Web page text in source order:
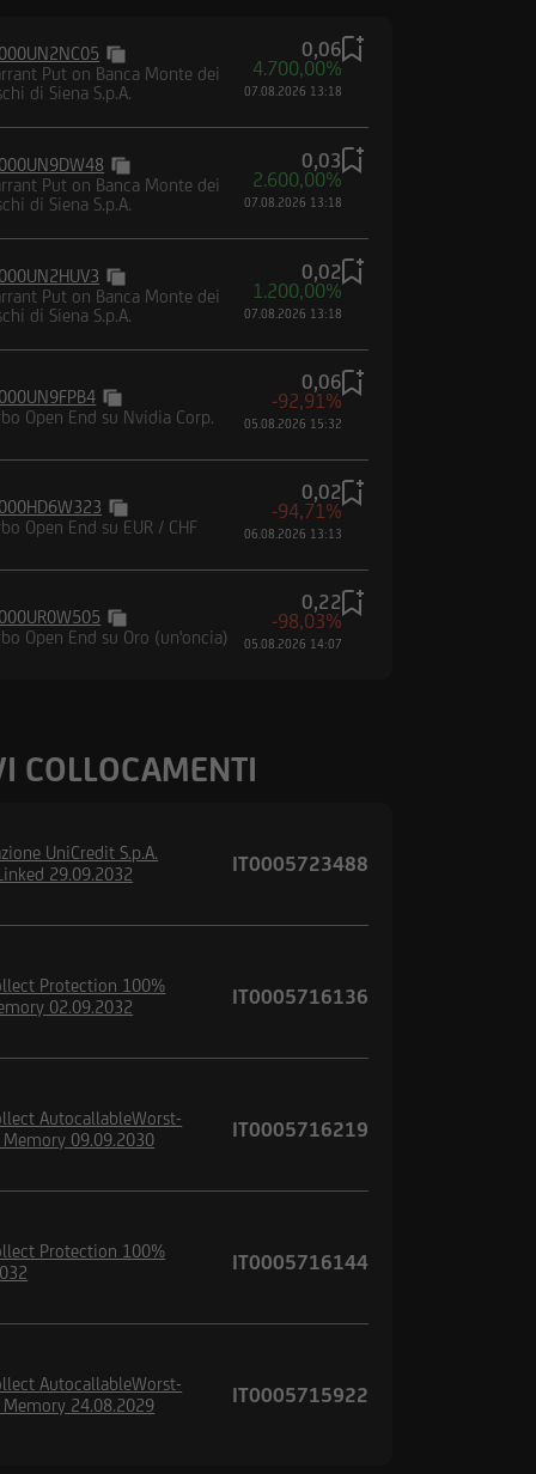
Put on Banca Monte dei
di Siena S.p.A.
0,06
4.700,00%
07.08.2026 13:18
Put on Banca Monte dei
di Siena S.p.A.
0,03
2.600,00%
07.08.2026 13:18
Put on Banca Monte dei
di Siena S.p.A.
0,02
1.200,00%
07.08.2026 13:18
Open End su Nvidia Corp.
0,06
-92,91%
05.08.2026 15:32
Open End su EUR / CHF
0,02
-94,71%
06.08.2026 13:13
Open End su Oro (un'oncia)
0,22
-98,03%
05.08.2026 14:07
COLLOCAMENTI
UniCredit S.p.A.
29.09.2032
IT0005723488
Protection 100%
02.09.2032
IT0005716136
AutocallableWorst-
09.09.2030
IT0005716219
Protection 100%
IT0005716144
AutocallableWorst-
24.08.2029
IT0005715922
la definizione
UniCredit Bank
Monaco,
della Banca
Financial
Market
Nazionale per le
da Banca
Financial
le condizioni e
né di trovarmi
di non essere né
a non
Altri Paesi